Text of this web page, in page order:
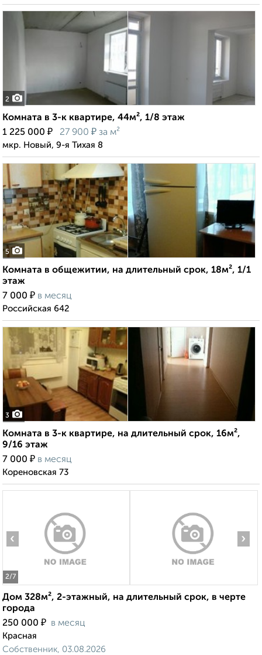
2
Комната в 3-к квартире, 44м², 1/8 этаж
1 225 000 ₽ 27 900 ₽ за м²
мкр. Новый, 9-я Тихая 8
5
Комната в общежитии, на длительный срок, 18м², 1/1
этаж
7 000 ₽ в месяц
Российская 642
3
Комната в 3-к квартире, на длительный срок, 16м²,
9/16 этаж
7 000 ₽ в месяц
Кореновская 73
2/7
‹ ›
Дом 328м², 2-этажный, на длительный срок, в черте
города
250 000 ₽ в месяц
Красная
Собственник, 03.08.2026